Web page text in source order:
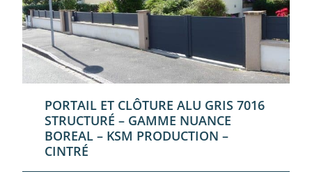
PORTAIL ET CLÔTURE ALU GRIS 7016
STRUCTURÉ – GAMME NUANCE
BOREAL – KSM PRODUCTION –
CINTRÉ